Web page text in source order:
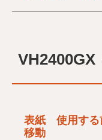
VH2400GX
表紙 使用す
移動